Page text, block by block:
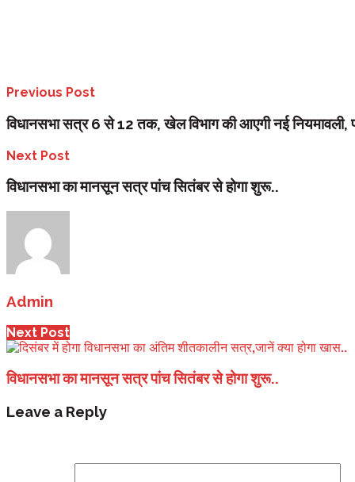
Previous Post
विधानसभा सत्र 6 से 12 तक, खेल विभाग की आएगी नई नियमावली,
Next Post
विधानसभा का मानसून सत्र पांच सितंबर से होगा शुरू..
Admin
Next Post
विधानसभा का मानसून सत्र पांच सितंबर से होगा शुरू..
Leave a Reply